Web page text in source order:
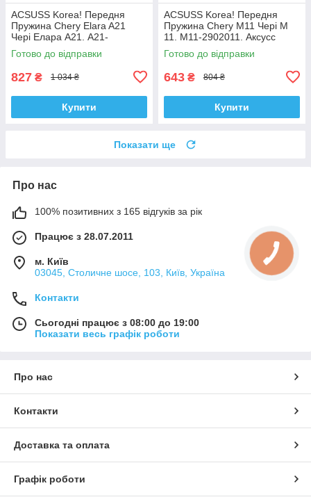
ACSUSS Korea! Передня
Пружина Chery Elara A21
Чері Елара А21. A21-
2902011AC. Аксусс Корея
Готово до відправки
827 ₴ 1 034 ₴
Купити
ACSUSS Korea! Передня
Пружина Chery M11 Чері М
11. M11-2902011. Аксусс
Корея
Готово до відправки
643 ₴ 804 ₴
Купити
Показати ще
Про нас
100% позитивних з 165 відгуків за рік
Працює з 28.07.2011
м. Київ
03045, Столичне шосе, 103, Київ, Україна
Контакти
Сьогодні працює з 08:00 до 19:00
Показати весь графік роботи
Про нас
Контакти
Доставка та оплата
Графік роботи